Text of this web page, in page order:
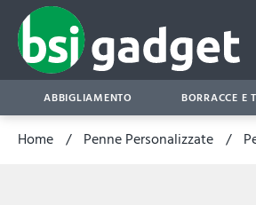
ABBIGLIAMENTO BORRACCE E
Home Penne Personalizzate